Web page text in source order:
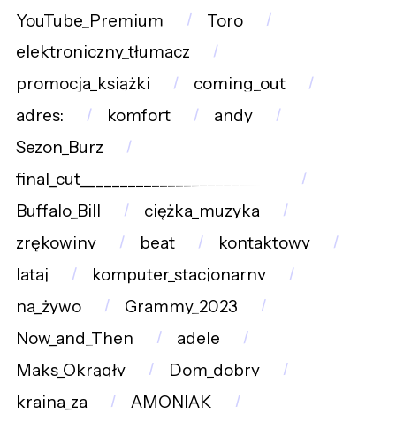
YouTube_Premium
Toro
elektroniczny_tłumacz
promocja_książki
coming_out
adres:
komfort
andy
Sezon_Burz
final_cut_________________________
Buffalo_Bill
ciężka_muzyka
zrękowiny
beat
kontaktowy
lataj
komputer_stacjonarny
na_żywo
Grammy_2023
Now_and_Then
adele
Maks_Okrągły
Dom_dobry
kraina_za
AMONIAK